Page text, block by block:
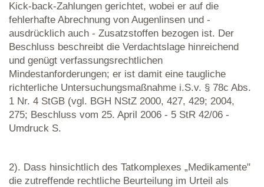
Kick-back-Zahlungen gerichtet, wobei er auf die
fehlerhafte Abrechnung von Augenlinsen und -
ausdrücklich auch - Zusatzstoffen bezogen ist. Der
Beschluss beschreibt die Verdachtslage hinreichend
und genügt verfassungsrechtlichen
Mindestanforderungen; er ist damit eine taugliche
richterliche Untersuchungsmaßnahme i.S.v. § 78c Abs.
1 Nr. 4 StGB (vgl. BGH NStZ 2000, 427, 429; 2004,
275; Beschluss vom 25. April 2006 - 5 StR 42/06 -
Umdruck S.
2). Dass hinsichtlich des Tatkomplexes „Medikamente"
die zutreffende rechtliche Beurteilung im Urteil als